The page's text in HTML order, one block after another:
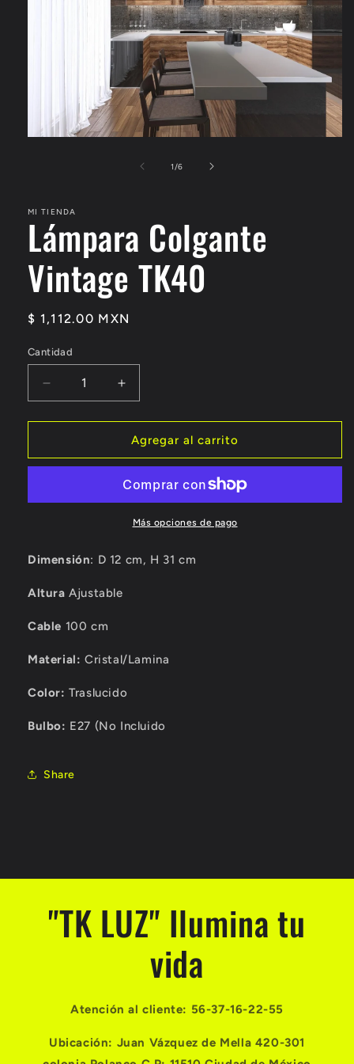
ventana
modal
1 /de
6
MI TIENDA
Lámpara Colgante
Vintage TK40
Precio
$ 1,112.00 MXN
Cantidad
Reducir
cantidad
para
Colgante
Aumentar
cantidad
para
Lámpara
Colgante
TK40
Agregar al carrito
Más opciones de pago
Dimensión: D 12 cm, H 31 cm
Altura Ajustable
Cable 100 cm
Material: Cristal/Lamina
Color: Traslucido
Bulbo: E27 (No Incluido
Share
"TK LUZ" Ilumina tu
vida
Atención al cliente: 56-37-16-22-55
Ubicación: Juan Vázquez de Mella 420-301